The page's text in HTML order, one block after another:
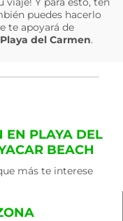
puedes hacerlo
te apoyará de
Playa del Carmen.
EN PLAYA DEL
BEACH
más te interese